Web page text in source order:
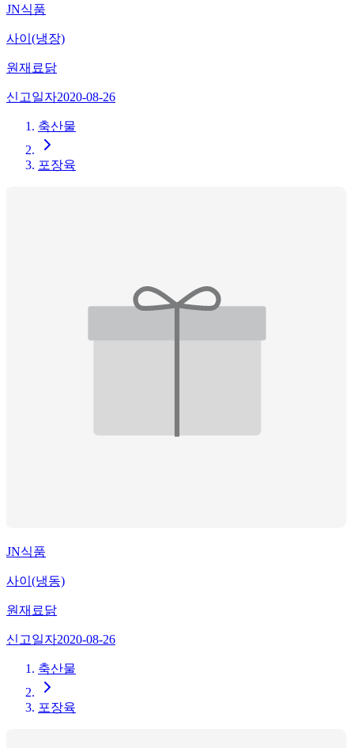
JN식품
사이(냉장)
원재료닭
신고일자2020-08-26
축산물
포장육
JN식품
사이(냉동)
원재료닭
신고일자2020-08-26
축산물
포장육